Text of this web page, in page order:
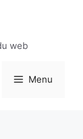
web
Menu